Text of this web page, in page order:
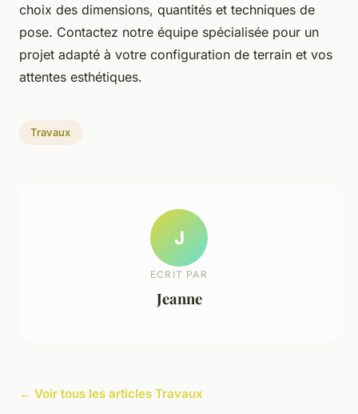
choix des dimensions, quantités et techniques de
pose. Contactez notre équipe spécialisée pour un
projet adapté à votre configuration de terrain et vos
attentes esthétiques.
Travaux
J
ECRIT PAR
Jeanne
← Voir tous les articles Travaux